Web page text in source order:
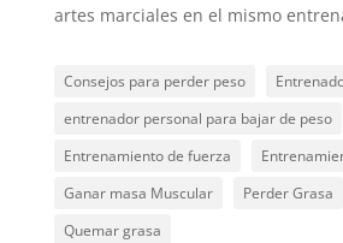
artes marciales en el mismo
Consejos para perder peso
entrenador personal para bajar de peso
Entrenamiento de fuerza
Ganar masa Muscular
Perder Grasa
Quemar grasa